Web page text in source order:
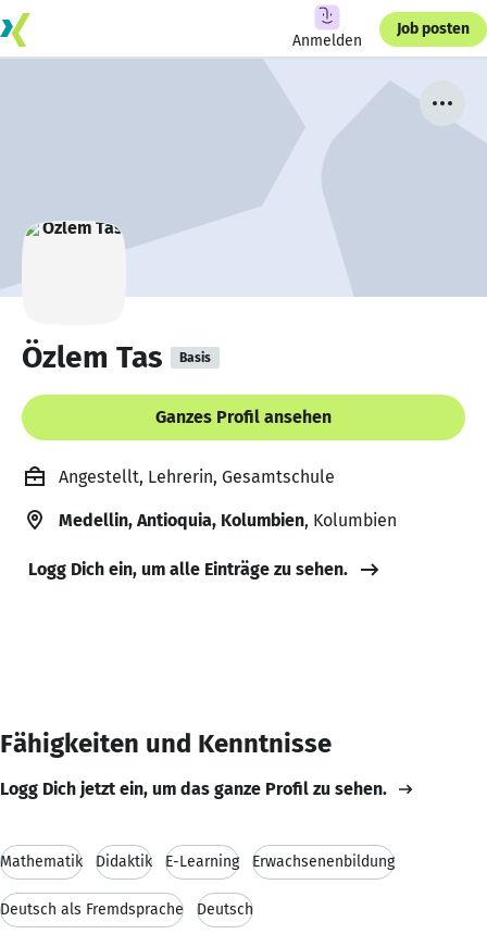
Anmelden
Job posten
Özlem Tas Basis
Ganzes Profil ansehen
Angestellt, Lehrerin, Gesamtschule
Medellin, Antioquia, Kolumbien, Kolumbien
Logg Dich ein, um alle Einträge zu sehen.
Fähigkeiten und Kenntnisse
Logg Dich jetzt ein, um das ganze Profil zu sehen.
Mathematik Didaktik E-Learning Erwachsenenbildung
Deutsch als Fremdsprache Deutsch